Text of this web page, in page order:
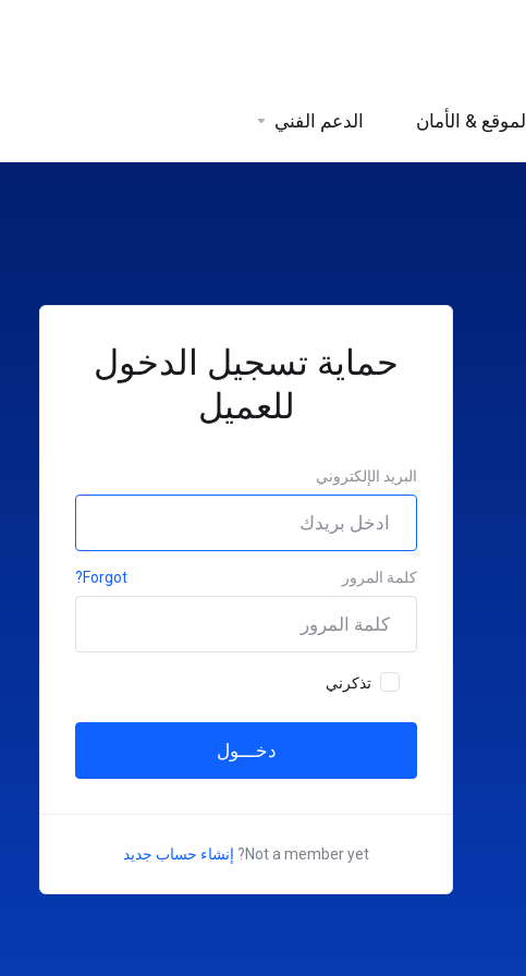
الموقع & الأمان الدعم الفني
حماية تسجيل الدخول
للعميل
البريد الإلكتروني
كلمة المرور Forgot?
تذكرني
Not a member yet? إنشاء حساب جديد